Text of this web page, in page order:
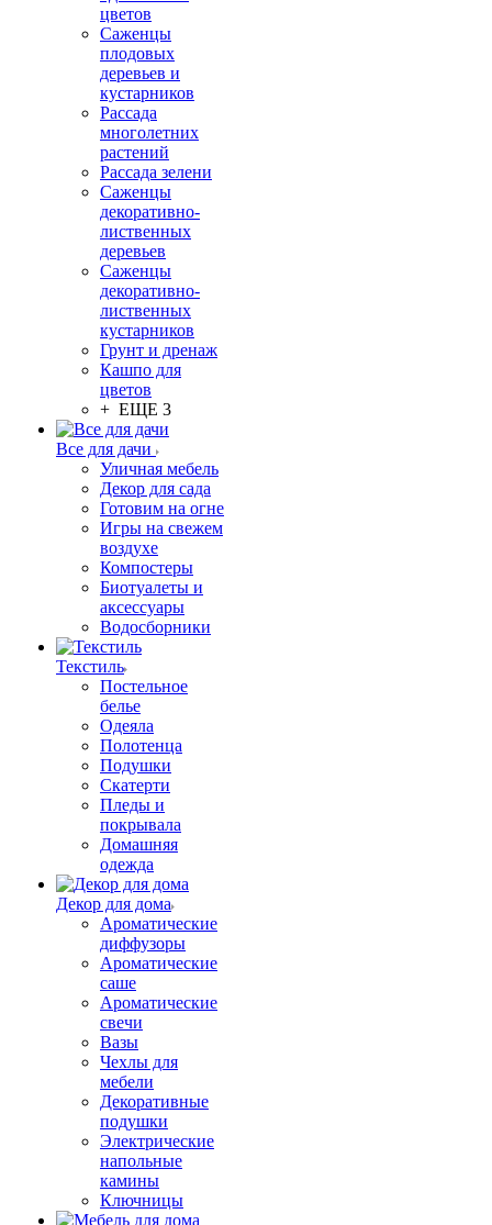
цветов
Саженцы
плодовых
деревьев и
кустарников
Рассада
многолетних
растений
Рассада зелени
Саженцы
декоративно-
лиственных
деревьев
Саженцы
декоративно-
лиственных
кустарников
Грунт и дренаж
Кашпо для
цветов
+ ЕЩЕ 3
Все для дачи
Уличная мебель
Декор для сада
Готовим на огне
Игры на свежем
воздухе
Компостеры
Биотуалеты и
аксессуары
Водосборники
Текстиль
Постельное
белье
Одеяла
Полотенца
Подушки
Скатерти
Пледы и
покрывала
Домашняя
одежда
Декор для дома
Ароматические
диффузоры
Ароматические
саше
Ароматические
свечи
Вазы
Чехлы для
мебели
Декоративные
подушки
Электрические
напольные
камины
Ключницы